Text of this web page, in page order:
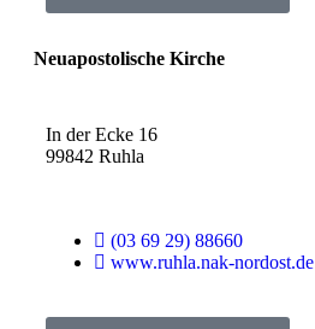
Neuapostolische Kirche
In der Ecke 16
99842 Ruhla
(03 69 29) 88660
www.ruhla.nak-nordost.de